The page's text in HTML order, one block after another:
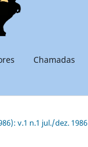
Chamadas
v.1 n.1 jul./dez. 1986